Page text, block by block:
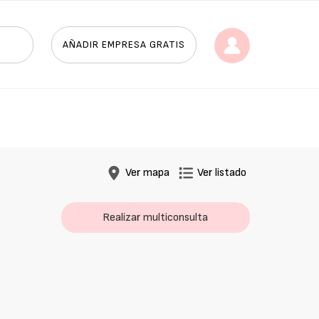
AÑADIR EMPRESA GRATIS
Ver mapa Ver listado
Realizar multiconsulta